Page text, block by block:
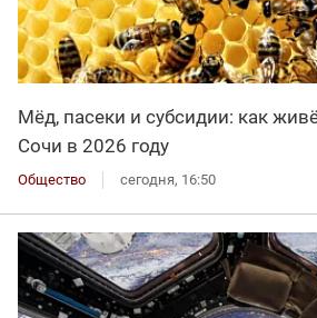
Мёд, пасеки и субсидии: как
Сочи в 2026 году
Общество сегодня, 16:50